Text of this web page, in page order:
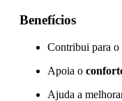
Benefícios
Contribui para o
Apoia o
Ajuda a